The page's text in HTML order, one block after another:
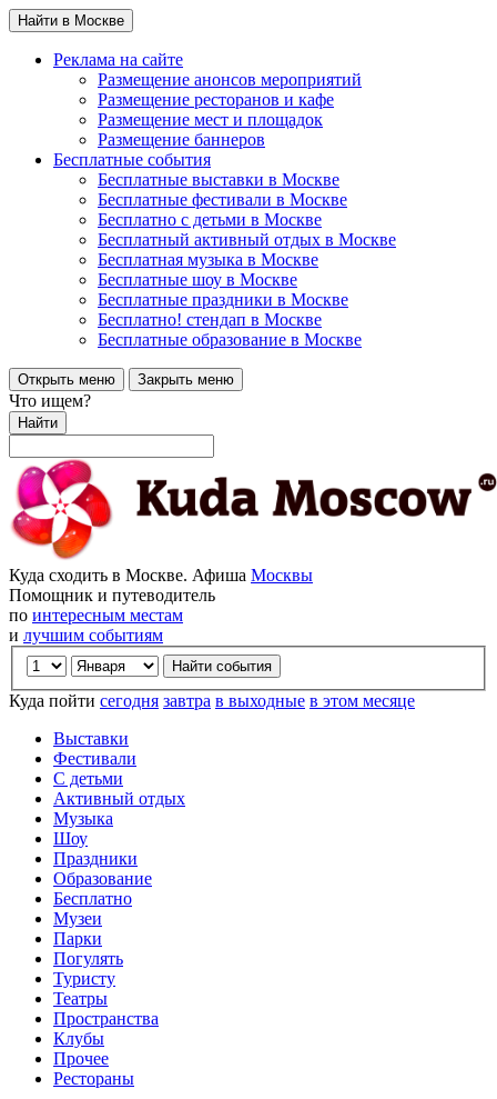
Найти в Москве
Реклама на сайте
Размещение анонсов мероприятий
Размещение ресторанов и кафе
Размещение мест и площадок
Размещение баннеров
Бесплатные события
Бесплатные выставки в Москве
Бесплатные фестивали в Москве
Бесплатно с детьми в Москве
Бесплатный активный отдых в Москве
Бесплатная музыка в Москве
Бесплатные шоу в Москве
Бесплатные праздники в Москве
Бесплатно! стендап в Москве
Бесплатные образование в Москве
Открыть меню Закрыть меню
Что ищем?
Найти
Куда сходить в Москве. Афиша Москвы
Помощник и путеводитель
по интересным местам
и лучшим событиям
Куда пойти сегодня завтра в выходные в этом месяце
Выставки
Фестивали
С детьми
Активный отдых
Музыка
Шоу
Праздники
Образование
Бесплатно
Музеи
Парки
Погулять
Туристу
Театры
Пространства
Клубы
Прочее
Рестораны